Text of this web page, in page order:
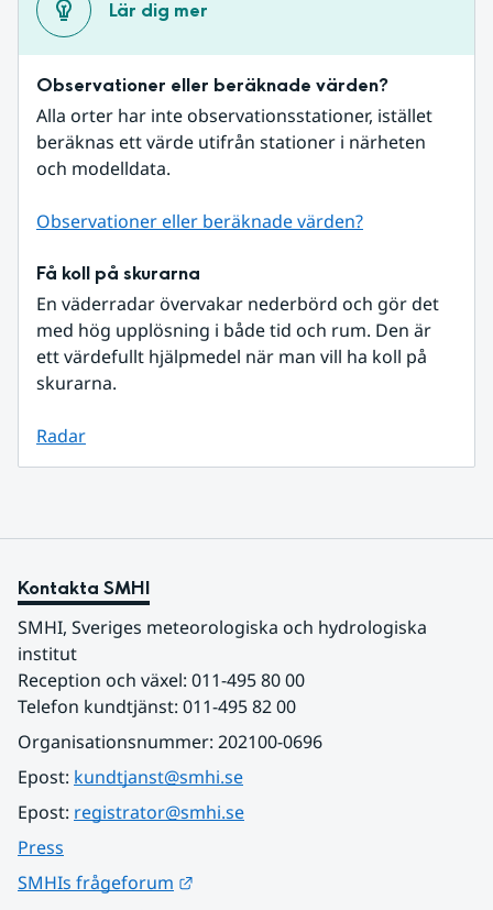
Lär dig mer
Observationer eller beräknade värden?
Alla orter har inte observationsstationer, istället
beräknas ett värde utifrån stationer i närheten
och modelldata.
Observationer eller beräknade värden?
Få koll på skurarna
En väderradar övervakar nederbörd och gör det
med hög upplösning i både tid och rum. Den är
ett värdefullt hjälpmedel när man vill ha koll på
skurarna.
Radar
Kontakta SMHI
SMHI, Sveriges meteorologiska och hydrologiska
institut
Reception och växel: 011-495 80 00
Telefon kundtjänst: 011-495 82 00
Organisationsnummer: 202100-0696
Epost: kundtjanst@smhi.se
Epost: registrator@smhi.se
Press
SMHIs frågeforum